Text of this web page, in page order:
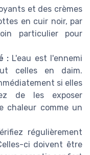
et des crèmes
en cuir noir, par
particulier pour
: L'eau est l'ennemi
celles en daim.
si elles
de les exposer
chaleur comme un
régulièrement
ci doivent être